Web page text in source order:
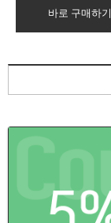
바로 구매하기